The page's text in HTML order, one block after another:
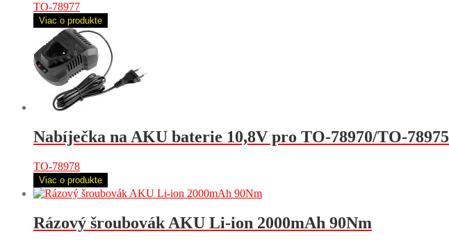
TO-78977
Viac o produkte
Nabíječka na AKU baterie 10,8V pro TO-78970/TO-78975
TO-78978
Viac o produkte
Rázový šroubovák AKU Li-ion 2000mAh 90Nm